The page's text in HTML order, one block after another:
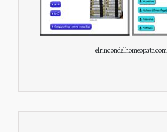
elrincondelhomeopata.com